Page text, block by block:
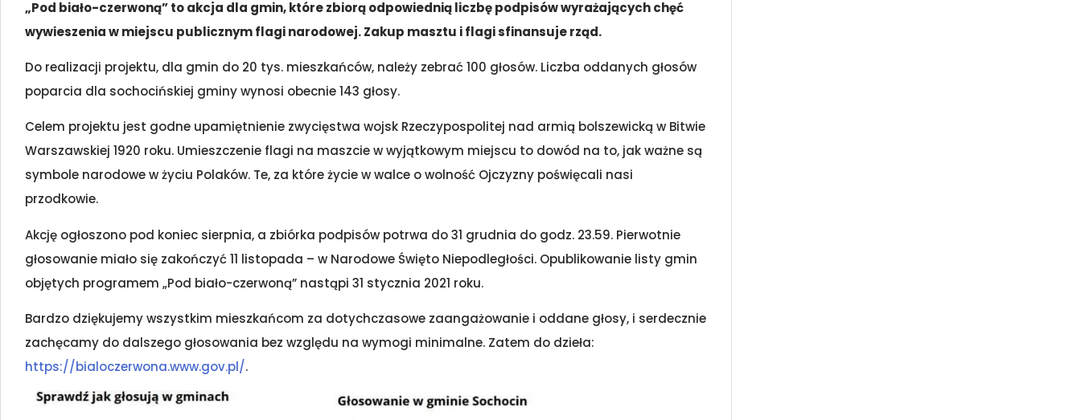
„Pod biało-czerwoną” to akcja dla gmin, które zbiorą odpowiednią liczbę podpisów wyrażających chęć
wywieszenia w miejscu publicznym flagi narodowej. Zakup masztu i flagi sfinansuje rząd.
Do realizacji projektu, dla gmin do 20 tys. mieszkańców, należy zebrać 100 głosów. Liczba oddanych głosów
poparcia dla sochocińskiej gminy wynosi obecnie 143 głosy.
Celem projektu jest godne upamiętnienie zwycięstwa wojsk Rzeczypospolitej nad armią bolszewicką w Bitwie
Warszawskiej 1920 roku. Umieszczenie flagi na maszcie w wyjątkowym miejscu to dowód na to, jak ważne są
symbole narodowe w życiu Polaków. Te, za które życie w walce o wolność Ojczyzny poświęcali nasi
przodkowie.
Akcję ogłoszono pod koniec sierpnia, a zbiórka podpisów potrwa do 31 grudnia do godz. 23.59. Pierwotnie
głosowanie miało się zakończyć 11 listopada – w Narodowe Święto Niepodległości. Opublikowanie listy gmin
objętych programem „Pod biało-czerwoną” nastąpi 31 stycznia 2021 roku.
Bardzo dziękujemy wszystkim mieszkańcom za dotychczasowe zaangażowanie i oddane głosy, i serdecznie
zachęcamy do dalszego głosowania bez względu na wymogi minimalne. Zatem do dzieła:
https://bialoczerwona.www.gov.pl/.